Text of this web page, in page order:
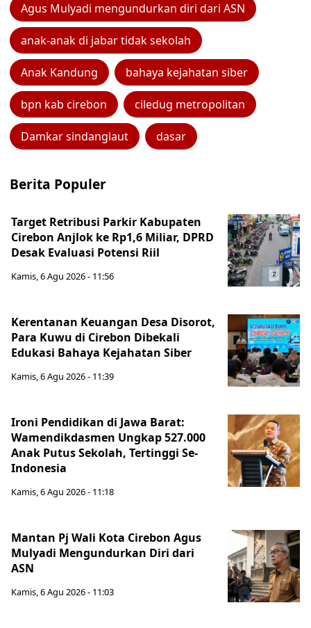
Agus Mulyadi mengundurkan diri dari ASN
anak-anak di jabar tidak sekolah
Anak Kandung bahaya kejahatan siber
bpn kab cirebon ciledug metropolitan
Damkar sindanglaut dasar
Berita Populer
Target Retribusi Parkir Kabupaten
Cirebon Anjlok ke Rp1,6 Miliar, DPRD
Desak Evaluasi Potensi Riil
Kamis, 6 Agu 2026 - 11:56
Kerentanan Keuangan Desa Disorot,
Para Kuwu di Cirebon Dibekali
Edukasi Bahaya Kejahatan Siber
Kamis, 6 Agu 2026 - 11:39
Ironi Pendidikan di Jawa Barat:
Wamendikdasmen Ungkap 527.000
Anak Putus Sekolah, Tertinggi Se-
Indonesia
Kamis, 6 Agu 2026 - 11:18
Mantan Pj Wali Kota Cirebon Agus
Mulyadi Mengundurkan Diri dari
ASN
Kamis, 6 Agu 2026 - 11:03